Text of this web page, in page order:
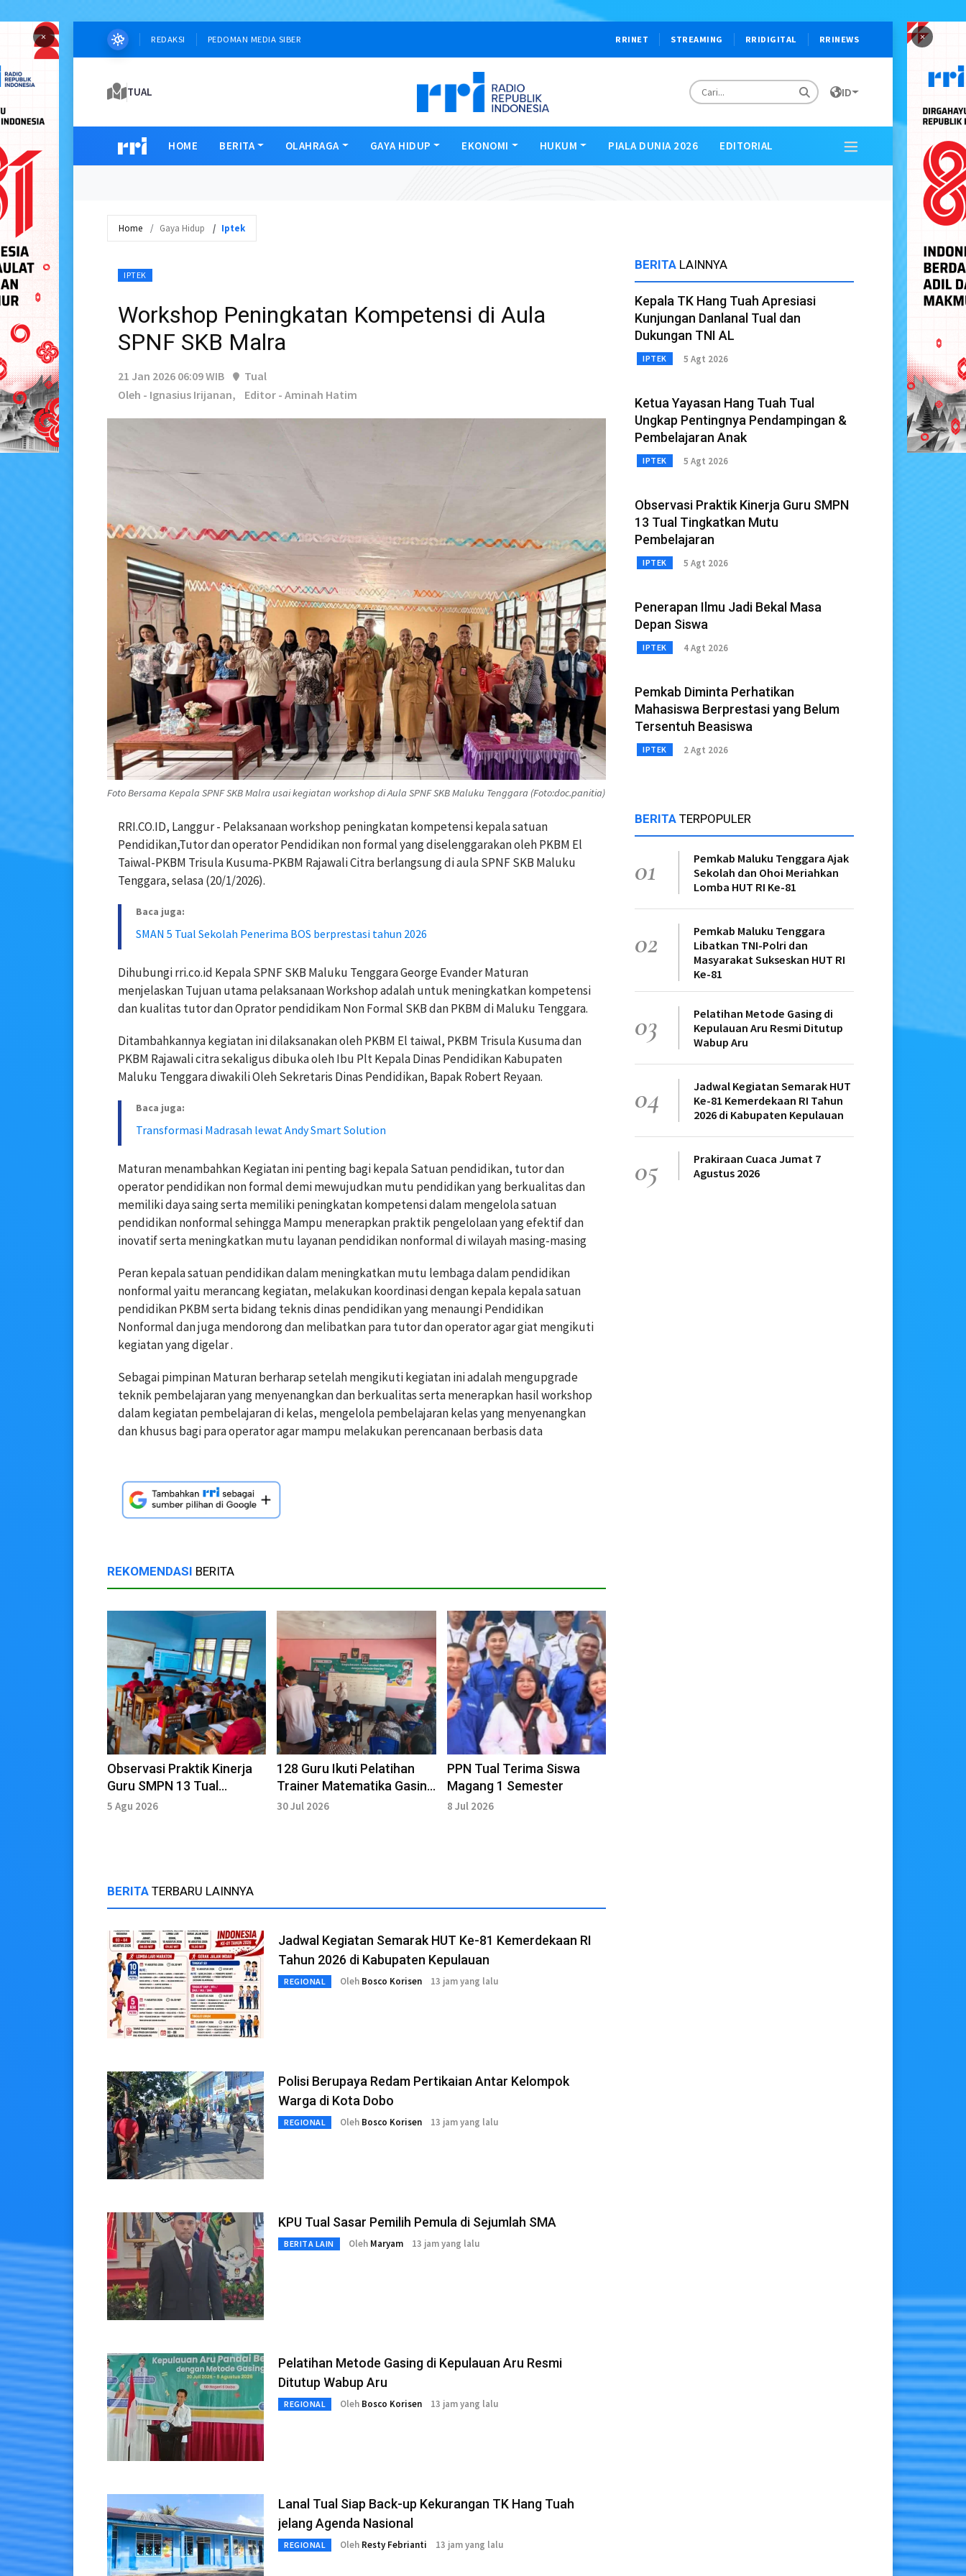
× ×
REDAKSI PEDOMAN MEDIA SIBER RRINET STREAMING RRIDIGITAL RRINEWS
TUAL ID
HOME BERITA OLAHRAGA GAYA HIDUP EKONOMI HUKUM PIALA DUNIA 2026 EDITORIAL
Home Gaya Hidup Iptek
IPTEK
Workshop Peningkatan Kompetensi di Aula
SPNF SKB Malra
21 Jan 2026 06:09 WIB
Tual
Oleh - Ignasius Irijanan,
Editor - Aminah Hatim
Foto Bersama Kepala SPNF SKB Malra usai kegiatan workshop di Aula SPNF SKB Maluku Tenggara (Foto:doc.panitia)
RRI.CO.ID, Langgur - Pelaksanaan workshop peningkatan kompetensi kepala satuan
Pendidikan,Tutor dan operator Pendidikan non formal yang diselenggarakan oleh PKBM El
Taiwal-PKBM Trisula Kusuma-PKBM Rajawali Citra berlangsung di aula SPNF SKB Maluku
Tenggara, selasa (20/1/2026).
Baca juga:
SMAN 5 Tual Sekolah Penerima BOS berprestasi tahun 2026
Dihubungi rri.co.id Kepala SPNF SKB Maluku Tenggara George Evander Maturan
menjelaskan Tujuan utama pelaksanaan Workshop adalah untuk meningkatkan kompetensi
dan kualitas tutor dan Oprator pendidikam Non Formal SKB dan PKBM di Maluku Tenggara.
Ditambahkannya kegiatan ini dilaksanakan oleh PKBM El taiwal, PKBM Trisula Kusuma dan
PKBM Rajawali citra sekaligus dibuka oleh Ibu Plt Kepala Dinas Pendidikan Kabupaten
Maluku Tenggara diwakili Oleh Sekretaris Dinas Pendidikan, Bapak Robert Reyaan.
Baca juga:
Transformasi Madrasah lewat Andy Smart Solution
Maturan menambahkan Kegiatan ini penting bagi kepala Satuan pendidikan, tutor dan
operator pendidikan non formal demi mewujudkan mutu pendidikan yang berkualitas dan
memiliki daya saing serta memiliki peningkatan kompetensi dalam mengelola satuan
pendidikan nonformal sehingga Mampu menerapkan praktik pengelolaan yang efektif dan
inovatif serta meningkatkan mutu layanan pendidikan nonformal di wilayah masing-masing
Peran kepala satuan pendidikan dalam meningkatkan mutu lembaga dalam pendidikan
nonformal yaitu merancang kegiatan, melakukan koordinasi dengan kepala kepala satuan
pendidikan PKBM serta bidang teknis dinas pendidikan yang menaungi Pendidikan
Nonformal dan juga mendorong dan melibatkan para tutor dan operator agar giat mengikuti
kegiatan yang digelar .
Sebagai pimpinan Maturan berharap setelah mengikuti kegiatan ini adalah mengupgrade
teknik pembelajaran yang menyenangkan dan berkualitas serta menerapkan hasil workshop
dalam kegiatan pembelajaran di kelas, mengelola pembelajaran kelas yang menyenangkan
dan khusus bagi para operator agar mampu melakukan perencanaan berbasis data
REKOMENDASI BERITA
Observasi Praktik Kinerja
Guru SMPN 13 Tual
Tingkatkan Mutu
5 Agu 2026
128 Guru Ikuti Pelatihan
Trainer Matematika Gasing
di Aru
30 Jul 2026
PPN Tual Terima Siswa
Magang 1 Semester
8 Jul 2026
BERITA TERBARU LAINNYA
Jadwal Kegiatan Semarak HUT Ke-81 Kemerdekaan RI
Tahun 2026 di Kabupaten Kepulauan
REGIONAL Oleh Bosco Korisen 13 jam yang lalu
Polisi Berupaya Redam Pertikaian Antar Kelompok
Warga di Kota Dobo
REGIONAL Oleh Bosco Korisen 13 jam yang lalu
KPU Tual Sasar Pemilih Pemula di Sejumlah SMA
BERITA LAIN Oleh Maryam 13 jam yang lalu
Pelatihan Metode Gasing di Kepulauan Aru Resmi
Ditutup Wabup Aru
REGIONAL Oleh Bosco Korisen 13 jam yang lalu
Lanal Tual Siap Back-up Kekurangan TK Hang Tuah
jelang Agenda Nasional
REGIONAL Oleh Resty Febrianti 13 jam yang lalu
BERITA LAINNYA
Kepala TK Hang Tuah Apresiasi
Kunjungan Danlanal Tual dan
Dukungan TNI AL
IPTEK 5 Agt 2026
Ketua Yayasan Hang Tuah Tual
Ungkap Pentingnya Pendampingan &
Pembelajaran Anak
IPTEK 5 Agt 2026
Observasi Praktik Kinerja Guru SMPN
13 Tual Tingkatkan Mutu
Pembelajaran
IPTEK 5 Agt 2026
Penerapan Ilmu Jadi Bekal Masa
Depan Siswa
IPTEK 4 Agt 2026
Pemkab Diminta Perhatikan
Mahasiswa Berprestasi yang Belum
Tersentuh Beasiswa
IPTEK 2 Agt 2026
BERITA TERPOPULER
01
Pemkab Maluku Tenggara Ajak
Sekolah dan Ohoi Meriahkan
Lomba HUT RI Ke-81
02
Pemkab Maluku Tenggara
Libatkan TNI-Polri dan
Masyarakat Sukseskan HUT RI
Ke-81
03
Pelatihan Metode Gasing di
Kepulauan Aru Resmi Ditutup
Wabup Aru
04
Jadwal Kegiatan Semarak HUT
Ke-81 Kemerdekaan RI Tahun
2026 di Kabupaten Kepulauan
05
Prakiraan Cuaca Jumat 7
Agustus 2026